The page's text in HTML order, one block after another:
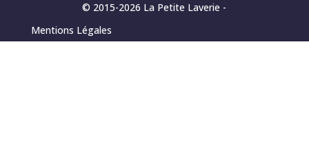
© 2015-2026 La Petite Laverie -
Mentions Légales